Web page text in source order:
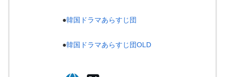
●韓国ドラマあらすじ団
●韓国ドラマあらすじ団OLD